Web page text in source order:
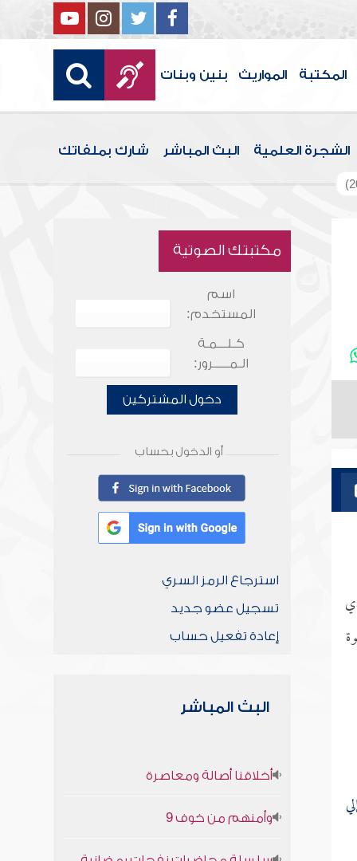
المكتبة المواريث بنين وبنات
الشجرة العلمية البث المباشر شارك بملفاتك
مكتبتك الصوتية
اسم
المستخدم:
كـلـــمـة
الـمـــــرور:
دخول المشتركين
أو الدخول بحساب
استرجاع الرمز السري
تسجيل عضو جديد
إعادة تفعيل حساب
البث المباشر
أخلاقنا أصالة ومعاصرة
وأمنهم من خوف 9